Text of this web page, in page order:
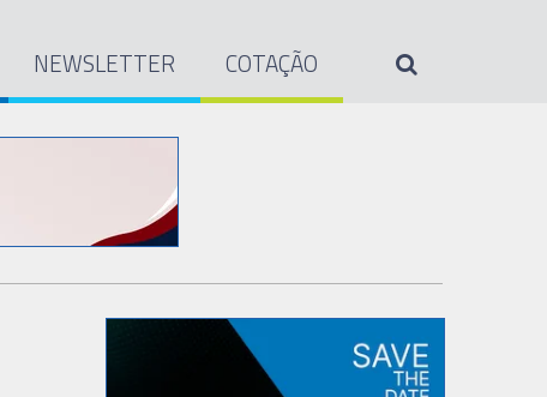
NEWSLETTER COTAÇÃO